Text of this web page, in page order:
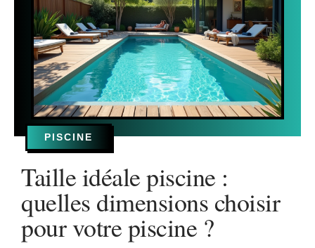
PISCINE
Taille idéale piscine :
quelles dimensions choisir
pour votre piscine ?